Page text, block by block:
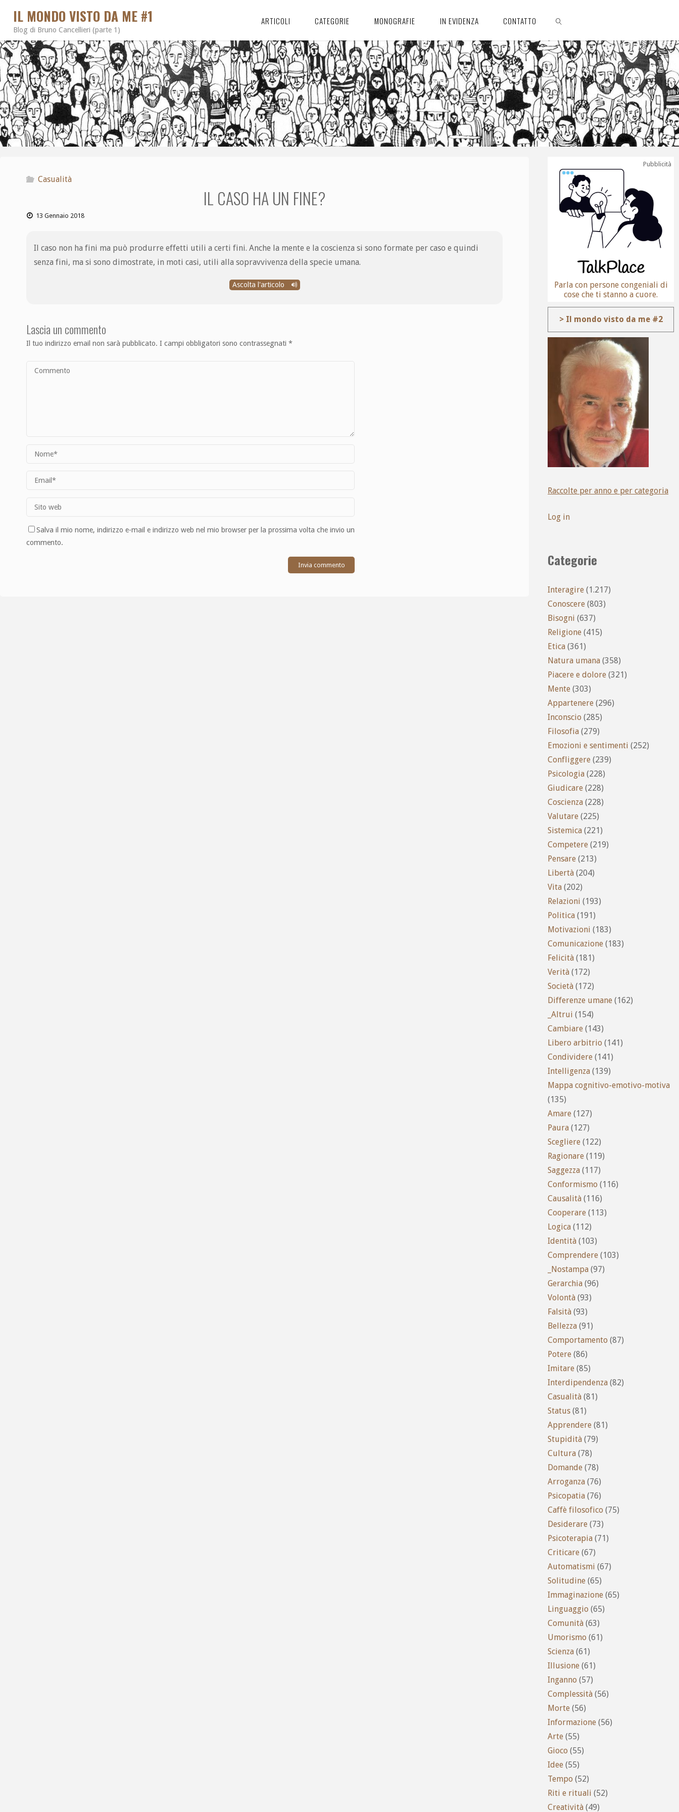
IL MONDO VISTO DA ME #1
Blog di Bruno Cancellieri (parte 1)
ARTICOLI CATEGORIE MONOGRAFIE IN EVIDENZA CONTATTO
CERCA
Casualità
IL CASO HA UN FINE?
13 Gennaio 2018
Il caso non ha fini ma può produrre effetti utili a certi fini. Anche la mente e la coscienza si sono formate per caso e quindi
senza fini, ma si sono dimostrate, in moti casi, utili alla sopravvivenza della specie umana.
Ascolta l'articolo
Lascia un commento
Il tuo indirizzo email non sarà pubblicato. I campi obbligatori sono contrassegnati*
Salva il mio nome, indirizzo e-mail e indirizzo web nel mio browser per la prossima volta che invio un
commento.
Pubblicità
Parla con persone congeniali di
cose che ti stanno a cuore.
> Il mondo visto da me #2
Raccolte per anno e per categoria
Log in
Categorie
Interagire (1.217)
Conoscere (803)
Bisogni (637)
Religione (415)
Etica (361)
Natura umana (358)
Piacere e dolore (321)
Mente (303)
Appartenere (296)
Inconscio (285)
Filosofia (279)
Emozioni e sentimenti (252)
Confliggere (239)
Psicologia (228)
Giudicare (228)
Coscienza (228)
Valutare (225)
Sistemica (221)
Competere (219)
Pensare (213)
Libertà (204)
Vita (202)
Relazioni (193)
Politica (191)
Motivazioni (183)
Comunicazione (183)
Felicità (181)
Verità (172)
Società (172)
Differenze umane (162)
_Altrui (154)
Cambiare (143)
Libero arbitrio (141)
Condividere (141)
Intelligenza (139)
Mappa cognitivo-emotivo-motiva
(135)
Amare (127)
Paura (127)
Scegliere (122)
Ragionare (119)
Saggezza (117)
Conformismo (116)
Causalità (116)
Cooperare (113)
Logica (112)
Identità (103)
Comprendere (103)
_Nostampa (97)
Gerarchia (96)
Volontà (93)
Falsità (93)
Bellezza (91)
Comportamento (87)
Potere (86)
Imitare (85)
Interdipendenza (82)
Casualità (81)
Status (81)
Apprendere (81)
Stupidità (79)
Cultura (78)
Domande (78)
Arroganza (76)
Psicopatia (76)
Caffè filosofico (75)
Desiderare (73)
Psicoterapia (71)
Criticare (67)
Automatismi (67)
Solitudine (65)
Immaginazione (65)
Linguaggio (65)
Comunità (63)
Umorismo (61)
Scienza (61)
Illusione (61)
Inganno (57)
Complessità (56)
Morte (56)
Informazione (56)
Arte (55)
Gioco (55)
Idee (55)
Tempo (52)
Riti e rituali (52)
Creatività (49)